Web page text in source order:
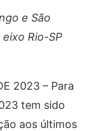
e São
Rio-SP
2023 – Para
tem sido
aos últimos